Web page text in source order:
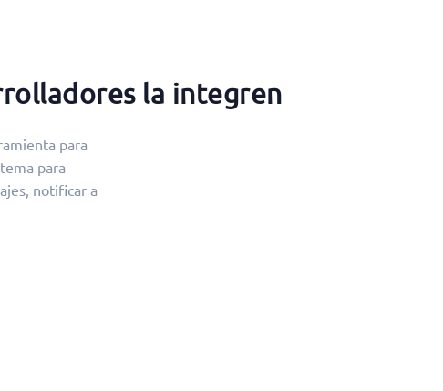
la integren
para
para
notificar a